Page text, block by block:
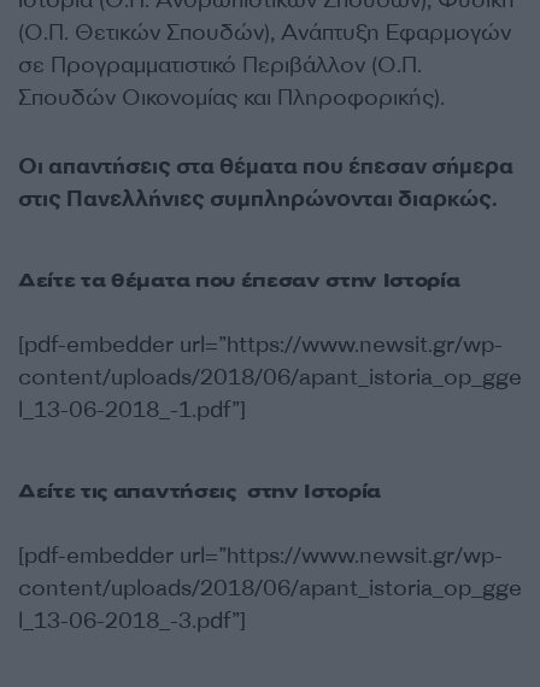
(Ο.Π. Θετικών Σπουδών), Ανάπτυξη Εφαρμογών
σε Προγραμματιστικό Περιβάλλον (Ο.Π.
Σπουδών Οικονομίας και Πληροφορικής).
Οι απαντήσεις στα θέματα που έπεσαν σήμερα
στις Πανελλήνιες συμπληρώνονται διαρκώς.
Δείτε τα θέματα που έπεσαν στην Ιστορία
[pdf-embedder url=”https://www.newsit.gr/wp-
content/uploads/2018/06/apant_istoria_op_gge
l_13-06-2018_-1.pdf”]
Δείτε τις απαντήσεις στην Ιστορία
[pdf-embedder url=”https://www.newsit.gr/wp-
content/uploads/2018/06/apant_istoria_op_gge
l_13-06-2018_-3.pdf”]